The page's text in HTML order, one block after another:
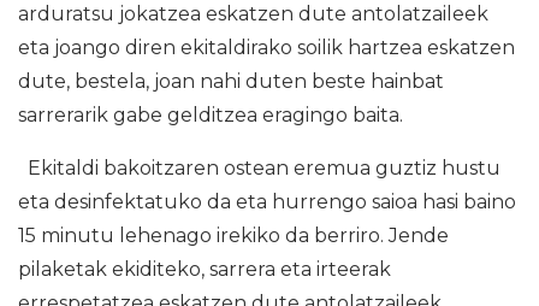
arduratsu jokatzea eskatzen dute antolatzaileek
eta joango diren ekitaldirako soilik hartzea eskatzen
dute, bestela, joan nahi duten beste hainbat
sarrerarik gabe gelditzea eragingo baita.
Ekitaldi bakoitzaren ostean eremua guztiz hustu
eta desinfektatuko da eta hurrengo saioa hasi baino
15 minutu lehenago irekiko da berriro. Jende
pilaketak ekiditeko, sarrera eta irteerak